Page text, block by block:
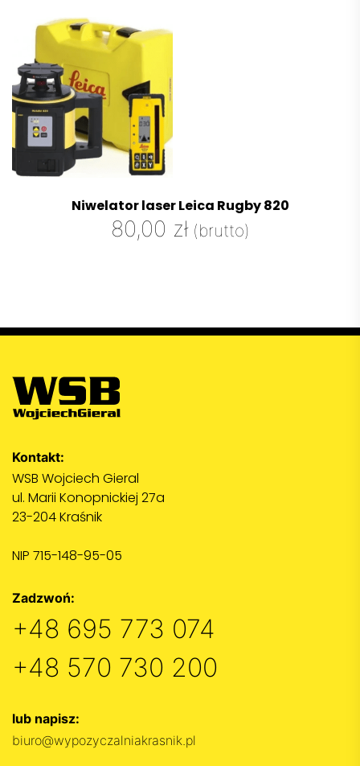
Niwelator laser Leica Rugby 820
80,00 zł (brutto)
Kontakt:
WSB Wojciech Gieral
ul. Marii Konopnickiej 27a
23-204 Kraśnik
NIP 715-148-95-05
Zadzwoń:
+48 695 773 074
+48 570 730 200
lub napisz:
biuro@wypozyczalniakrasnik.pl